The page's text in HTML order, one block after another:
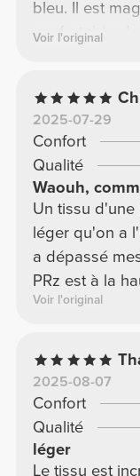
bleu. Il est
confortable.
Voir l'original
2025-07-29
Confort
Qualité
Waouh,
Un tissu
léger qu'on a
a dépassé
PRz est à la
Voir l'original
2025-08-07
Confort
Qualité
léger
Le tissu est